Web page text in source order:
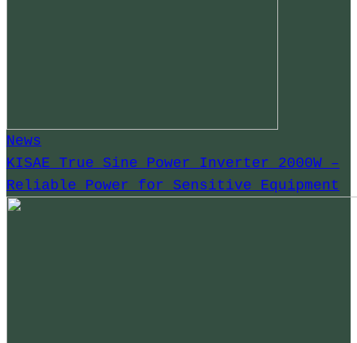
News
KISAE True Sine Power Inverter 2000W –
Reliable Power for Sensitive Equipment